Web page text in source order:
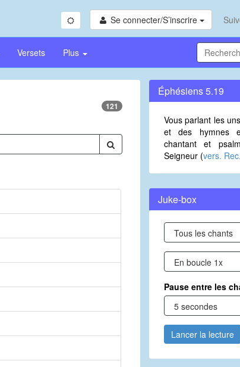
Se connecter/S’inscrire
Versets Plus
121
Éphésiens 5.19
Vous parlant les
et des hymnes
chantant et
Seigneur (vers. Rec.
Juke-box
Pause entre les
Lancer la lecture